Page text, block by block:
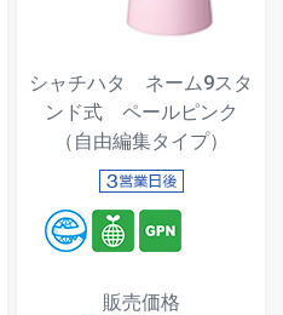
シャチハタ ネーム9スタ
ンド式 ペールピンク
（自由編集タイプ）
販売価格